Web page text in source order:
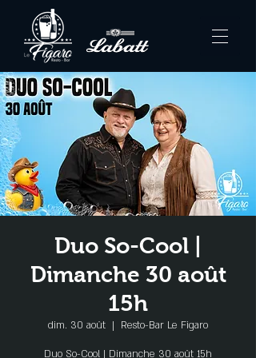
Duo So-Cool |
Dimanche 30 août
15h
dim. 30 août
  |
Resto-Bar Le Figaro
Duo So-Cool | Dimanche 30 août 15h